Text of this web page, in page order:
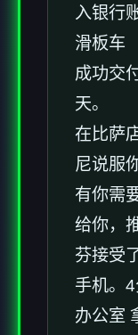
入银行
滑板车
成功交
天。
在比萨
尼说服
有你需
给你，
芬接受
手机。
办公室